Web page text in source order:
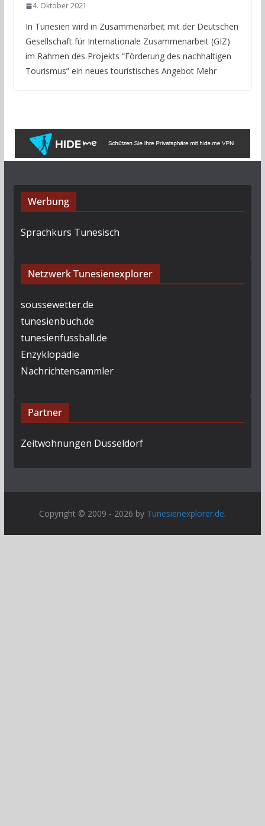
4. Oktober 2021
In Tunesien wird in Zusammenarbeit mit der Deutschen
Gesellschaft für Internationale Zusammenarbeit (GIZ)
im Rahmen des Projekts “Förderung des nachhaltigen
Tourismus” ein neues touristisches Angebot Mehr
Werbung
Sprachkurs Tunesisch
Netzwerk Tunesienexplorer
soussewetter.de
tunesienbuch.de
tunesienfussball.de
Enzyklopädie
Nachrichtensammler
Partner
Zeitwohnungen Düsseldorf
Copyright © 2009 - 2026 by Tunesienexplorer.de.